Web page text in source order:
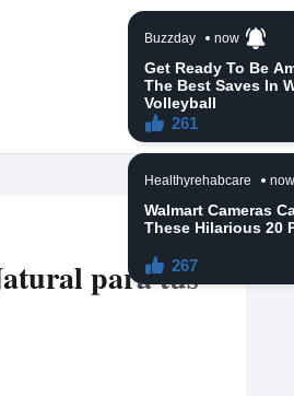
para tus